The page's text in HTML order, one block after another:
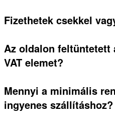
Fizethetek csekkel
Az oldalon feltüntetett
VAT elemet?
Mennyi a minimális
ingyenes szállításhoz?